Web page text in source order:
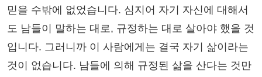
믿을 수밖에 없었습니다. 심지어 자기 자신에 대해서
도 남들이 말하는 대로, 규정하는 대로 살아야 했을 것
입니다. 그러니까 이 사람에게는 결국 자기 삶이라는
것이 없습니다. 남들에 의해 규정된 삶을 산다는 것만